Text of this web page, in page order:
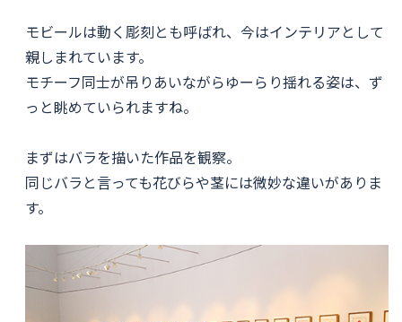
モビールは動く彫刻とも呼ばれ、今はインテリアとして
親しまれています。
モチーフ同士が吊りあいながらゆーらり揺れる姿は、ず
っと眺めていられますね。
まずはバラを描いた作品を観察。
同じバラと言っても花びらや茎には微妙な違いがありま
す。